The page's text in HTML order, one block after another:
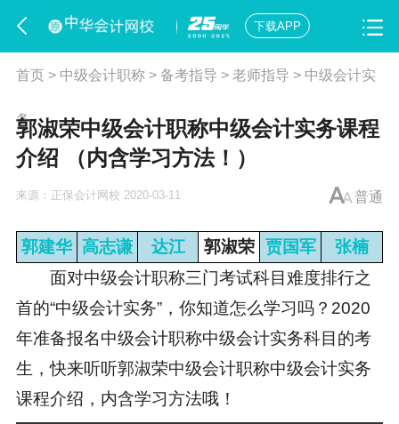
下载APP
首页> 中级会计职称> 备考指导 > 老师指导 > 中级会计实
务
郭淑荣中级会计职称中级会计实务课程
介绍 （内含学习方法！）
普通
来源： 正保会计网校 2020-03-11
郭建华 高志谦 达江 郭淑荣 贾国军
张楠
面对中级会计职称三门考试科目难度排行之
首的“中级会计实务”，你知道怎么学习吗？2020
年准备报名中级会计职称中级会计实务科目的考
生，快来听听郭淑荣中级会计职称中级会计实务
课程介绍，内含学习方法哦！